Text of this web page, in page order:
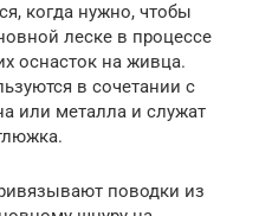
когда нужно, чтобы
леске в процессе
оснасток на живца.
в сочетании с
или металла и служат
поводки из